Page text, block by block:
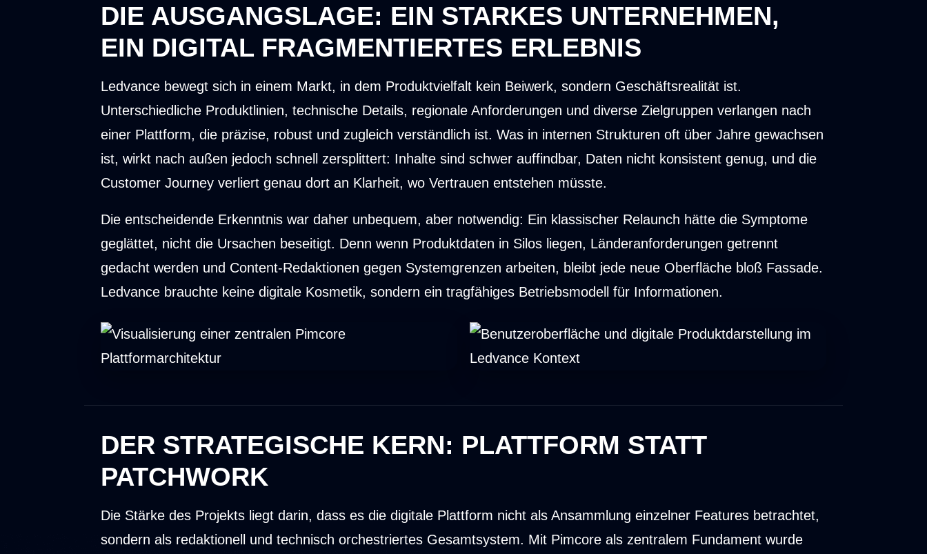
DIE AUSGANGSLAGE: EIN STARKES UNTERNEHMEN,
EIN DIGITAL FRAGMENTIERTES ERLEBNIS
Ledvance bewegt sich in einem Markt, in dem Produktvielfalt kein Beiwerk, sondern Geschäftsrealität ist.
Unterschiedliche Produktlinien, technische Details, regionale Anforderungen und diverse Zielgruppen verlangen nach
einer Plattform, die präzise, robust und zugleich verständlich ist. Was in internen Strukturen oft über Jahre gewachsen
ist, wirkt nach außen jedoch schnell zersplittert: Inhalte sind schwer auffindbar, Daten nicht konsistent genug, und die
Customer Journey verliert genau dort an Klarheit, wo Vertrauen entstehen müsste.
Die entscheidende Erkenntnis war daher unbequem, aber notwendig: Ein klassischer Relaunch hätte die Symptome
geglättet, nicht die Ursachen beseitigt. Denn wenn Produktdaten in Silos liegen, Länderanforderungen getrennt
gedacht werden und Content-Redaktionen gegen Systemgrenzen arbeiten, bleibt jede neue Oberfläche bloß Fassade.
Ledvance brauchte keine digitale Kosmetik, sondern ein tragfähiges Betriebsmodell für Informationen.
DER STRATEGISCHE KERN: PLATTFORM STATT
PATCHWORK
Die Stärke des Projekts liegt darin, dass es die digitale Plattform nicht als Ansammlung einzelner Features betrachtet,
sondern als redaktionell und technisch orchestriertes Gesamtsystem. Mit Pimcore als zentralem Fundament wurde